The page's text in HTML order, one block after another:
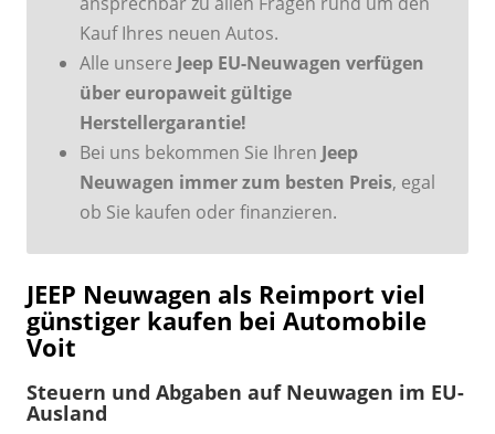
Kauf Ihres neuen Autos.
Alle unsere Jeep EU-Neuwagen verfügen
über europaweit gültige
Herstellergarantie!
Bei uns bekommen Sie Ihren Jeep
Neuwagen immer zum besten Preis, egal
ob Sie kaufen oder finanzieren.
JEEP Neuwagen als Reimport viel
günstiger kaufen bei Automobile
Voit
Steuern und Abgaben auf Neuwagen im EU-
Ausland